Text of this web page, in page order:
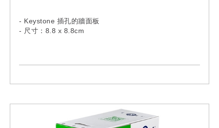
- Keystone 插孔的牆面板
- 尺寸：8.8 x 8.8cm